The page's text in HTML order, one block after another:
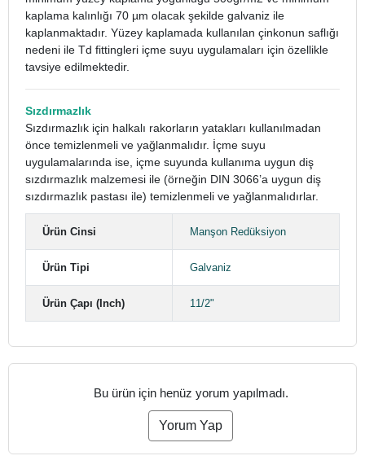
kaplama kalınlığı 70 µm olacak şekilde galvaniz ile
kaplanmaktadır. Yüzey kaplamada kullanılan çinkonun saflığı
nedeni ile Td fittingleri içme suyu uygulamaları için özellikle
tavsiye edilmektedir.
Sızdırmazlık
Sızdırmazlık için halkalı rakorların yatakları kullanılmadan
önce temizlenmeli ve yağlanmalıdır. İçme suyu
uygulamalarında ise, içme suyunda kullanıma uygun diş
sızdırmazlık malzemesi ile (örneğin DIN 3066’a uygun diş
sızdırmazlık pastası ile) temizlenmeli ve yağlanmalıdırlar.
Ürün Cinsi Manşon Redüksiyon
Ürün Tipi Galvaniz
Ürün Çapı (Inch) 11/2"
Bu ürün için henüz yorum yapılmadı.
Yorum Yap